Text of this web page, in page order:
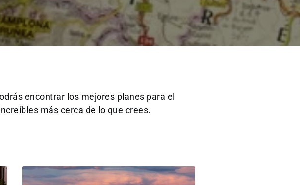
encontrar los mejores planes para el
más cerca de lo que crees.